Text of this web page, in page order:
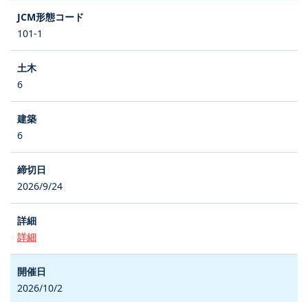
101-1
6
6
2026/9/24
詳細
2026/10/2